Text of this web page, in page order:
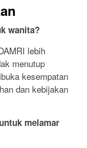
wanita?
lebih
menutup
kesempatan
dan kebijakan
melamar